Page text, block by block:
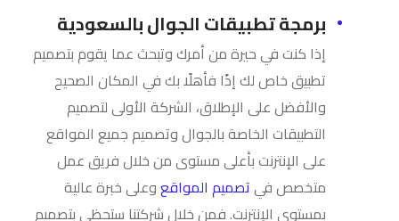
برمجة تطبيقات الجوال بالسعودية
إذا كنت في حيرة من أمرك وتبحث عما يقوم بتصميم
تطبيق خاص لك إذًا فأهلًا بك في المكان الصحيح
والأفضل على الإطلاق، الشركة الأولى لتصميم
التطبيقات الخاصة بالجوال وتصميم جميع المواقع
على الإنترنت بأعلى مستوى من خلال فريق عمل
متخصص فيتصميم المواقعوعلى خبرة عالية
بمستوى الإنترنت. فمن خلال شركتنا ستحظى بتصميم